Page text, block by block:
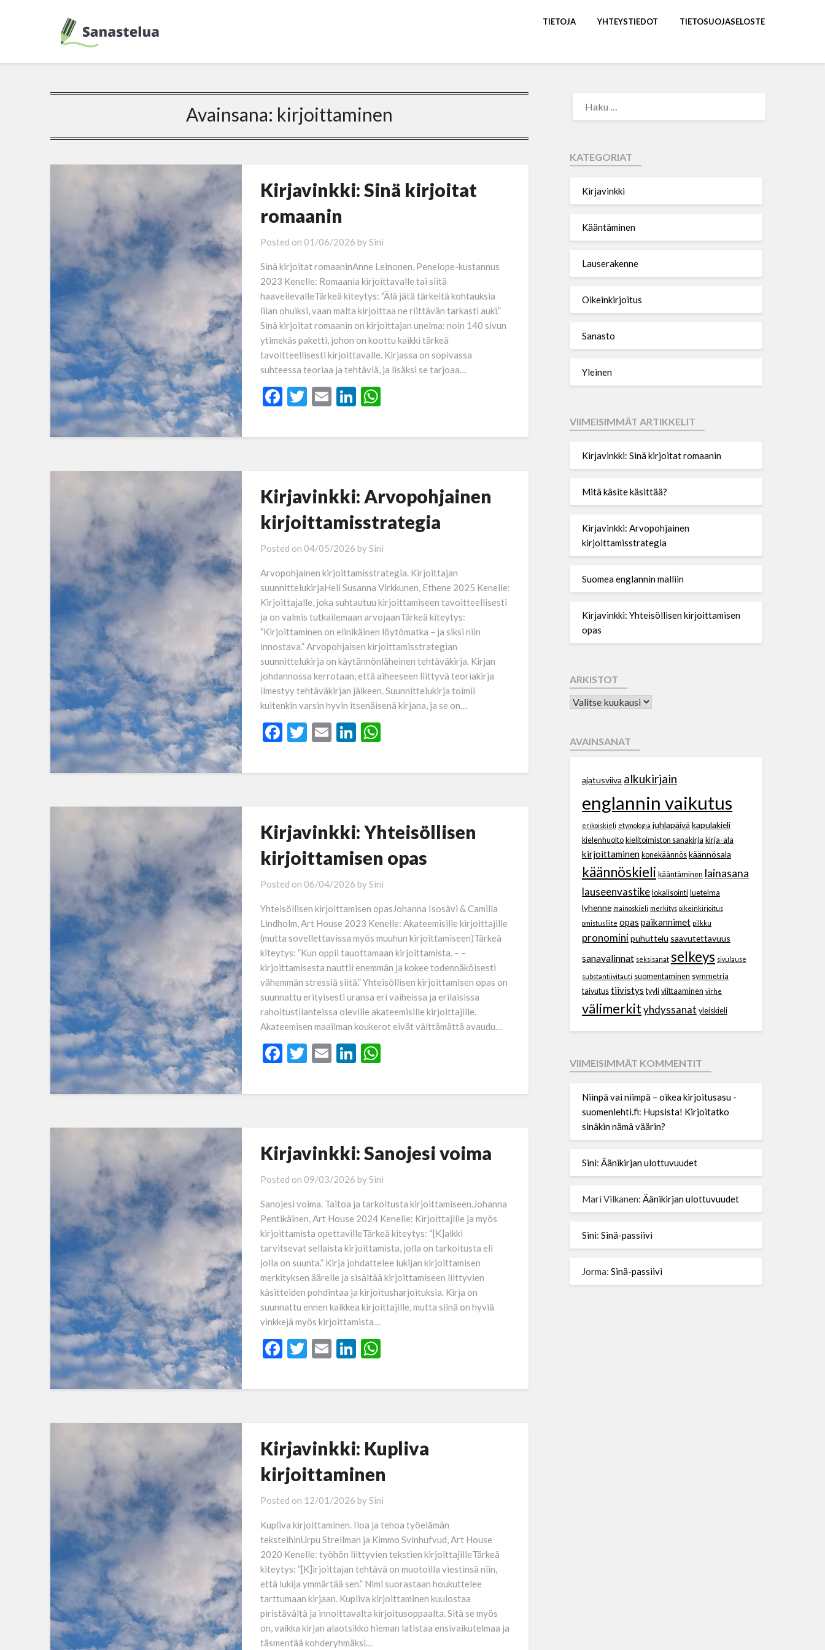
TIETOJA YHTEYSTIEDOT TIETOSUOJASELOSTE
Avainsana: kirjoittaminen
Kirjavinkki: Sinä kirjoitat
romaanin
Posted on 01/06/2026 bySini
Sinä kirjoitat romaaninAnne Leinonen, Penelope-kustannus
2023 Kenelle: Romaania kirjoittavalle tai siitä
haaveilevalleTärkeä kiteytys: ”Älä jätä tärkeitä kohtauksia
liian ohuiksi, vaan malta kirjoittaa ne riittävän tarkasti auki.”
Sinä kirjoitat romaanin on kirjoittajan unelma: noin 140 sivun
ytimekäs paketti, johon on koottu kaikki tärkeä
tavoitteellisesti kirjoittavalle. Kirjassa on sopivassa
suhteessa teoriaa ja tehtäviä, ja lisäksi se tarjoaa…
Facebook
Twitter
EmailLinkedIn
WhatsApp
Kirjavinkki: Arvopohjainen
kirjoittamisstrategia
Posted on 04/05/2026 bySini
Arvopohjainen kirjoittamisstrategia. Kirjoittajan
suunnittelukirjaHeli Susanna Virkkunen, Ethene 2025 Kenelle:
Kirjoittajalle, joka suhtautuu kirjoittamiseen tavoitteellisesti
ja on valmis tutkailemaan arvojaanTärkeä kiteytys:
”Kirjoittaminen on elinikäinen löytömatka – ja siksi niin
innostava.” Arvopohjaisen kirjoittamisstrategian
suunnittelukirja on käytännönläheinen tehtäväkirja. Kirjan
johdannossa kerrotaan, että aiheeseen liittyvä teoriakirja
ilmestyy tehtäväkirjan jälkeen. Suunnittelukirja toimii
kuitenkin varsin hyvin itsenäisenä kirjana, ja se on…
Facebook
Twitter
EmailLinkedIn
WhatsApp
Kirjavinkki: Yhteisöllisen
kirjoittamisen opas
Posted on 06/04/2026 bySini
Yhteisöllisen kirjoittamisen opasJohanna Isosävi & Camilla
Lindholm, Art House 2023 Kenelle: Akateemisille kirjoittajille
(mutta sovellettavissa myös muuhun kirjoittamiseen)Tärkeä
kiteytys: ”Kun oppii tauottamaan kirjoittamista, – –
kirjoittamisesta nauttii enemmän ja kokee todennäköisesti
vähemmän stressiä siitä.” Yhteisöllisen kirjoittamisen opas on
suunnattu erityisesti uransa eri vaiheissa ja erilaisissa
rahoitustilanteissa oleville akateemisille kirjoittajille.
Akateemisen maailman koukerot eivät välttämättä avaudu…
Facebook
Twitter
EmailLinkedIn
WhatsApp
Kirjavinkki: Sanojesi voima
Posted on 09/03/2026 bySini
Sanojesi voima. Taitoa ja tarkoitusta kirjoittamiseen.Johanna
Pentikäinen, Art House 2024 Kenelle: Kirjoittajille ja myös
kirjoittamista opettavilleTärkeä kiteytys: “[K]aikki
tarvitsevat sellaista kirjoittamista, jolla on tarkoitusta eli
jolla on suunta.” Kirja johdattelee lukijan kirjoittamisen
merkityksen äärelle ja sisältää kirjoittamiseen liittyvien
käsitteiden pohdintaa ja kirjoitusharjoituksia. Kirja on
suunnattu ennen kaikkea kirjoittajille, mutta siinä on hyviä
vinkkejä myös kirjoittamista…
Facebook
Twitter
EmailLinkedIn
WhatsApp
Kirjavinkki: Kupliva
kirjoittaminen
Posted on 12/01/2026 bySini
Kupliva kirjoittaminen. Iloa ja tehoa työelämän
teksteihinUrpu Strellman ja Kimmo Svinhufvud, Art House
2020 Kenelle: työhön liittyvien tekstien kirjoittajilleTärkeä
kiteytys: ”[K]irjoittajan tehtävä on muotoilla viestinsä niin,
että lukija ymmärtää sen.” Nimi suorastaan houkuttelee
tarttumaan kirjaan. Kupliva kirjoittaminen kuulostaa
piristävältä ja innoittavalta kirjoitusoppaalta. Sitä se myös
on, vaikka kirjan alaotsikko hieman latistaa ensivaikutelmaa ja
täsmentää kohderyhmäksi…
KATEGORIAT
Kirjavinkki
Kääntäminen
Lauserakenne
Oikeinkirjoitus
Sanasto
Yleinen
VIIMEISIMMÄT ARTIKKELIT
Kirjavinkki: Sinä kirjoitat romaanin
Mitä käsite käsittää?
Kirjavinkki: Arvopohjainen
kirjoittamisstrategia
Suomea englannin malliin
Kirjavinkki: Yhteisöllisen kirjoittamisen
opas
ARKISTOT
AVAINSANAT
ajatusviiva alkukirjain
englannin vaikutus
erikoiskieli etymologia juhlapäivä kapulakieli
kielenhuolto kielitoimiston sanakirja kirja-ala
kirjoittaminen konekäännös käännösala
käännöskieli kääntäminen lainasana
lauseenvastike lokalisointi luetelma
lyhenne mainoskieli merkitys oikeinkirjoitus
omistusliite opas paikannimet pilkku
pronominipuhuttelu saavutettavuus
sanavalinnat seksisanat selkeys sivulause
substantiivitauti suomentaminen symmetria
taivutus tiivistys tyyli viittaaminen virhe
välimerkityhdyssanat yleiskieli
VIIMEISIMMÄT KOMMENTIT
Niinpä vai niimpä – oikea kirjoitusasu -
suomenlehti.fi: Hupsista! Kirjoitatko
sinäkin nämä väärin?
Sini: Äänikirjan ulottuvuudet
Mari Vilkanen: Äänikirjan ulottuvuudet
Sini: Sinä-passiivi
Jorma: Sinä-passiivi